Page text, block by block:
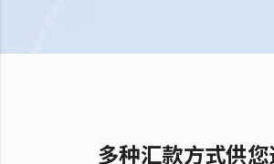
多种汇款方式供